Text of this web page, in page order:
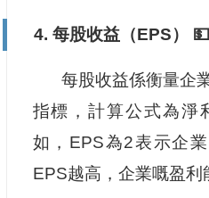
4. 每股收益（EPS） 💵
每股收益係衡量企
指標，計算公式為淨
如，EPS為2表示企
EPS越高，企業嘅盈利